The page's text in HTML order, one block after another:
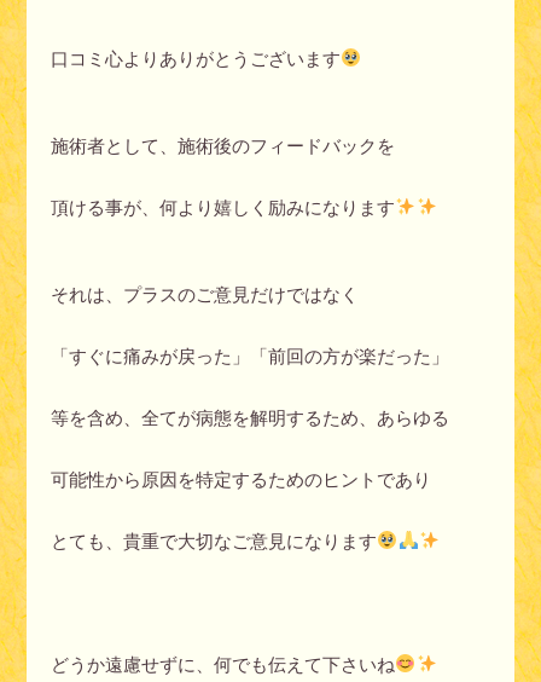
口コミ心よりありがとうございます
施術者として、施術後のフィードバックを
頂ける事が、何より嬉しく励みになります
それは、プラスのご意見だけではなく
「すぐに痛みが戻った」「前回の方が楽だった」
等を含め、全てが病態を解明するため、あらゆる
可能性から原因を特定するためのヒントであり
とても、貴重で大切なご意見になります
どうか遠慮せずに、何でも伝えて下さいね